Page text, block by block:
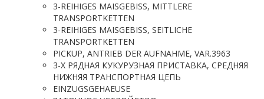
3-REIHIGES MAISGEBISS, MITTLERE
TRANSPORTKETTEN
3-REIHIGES MAISGEBISS, SEITLICHE
TRANSPORTKETTEN
PICKUP, ANTRIEB DER AUFNAHME, VAR.3963
3-Х РЯДНАЯ КУКУРУЗНАЯ ПРИСТАВКА, СРЕДНЯЯ
НИЖНЯЯ ТРАНСПОРТНАЯ ЦЕПЬ
EINZUGSGEHAEUSE